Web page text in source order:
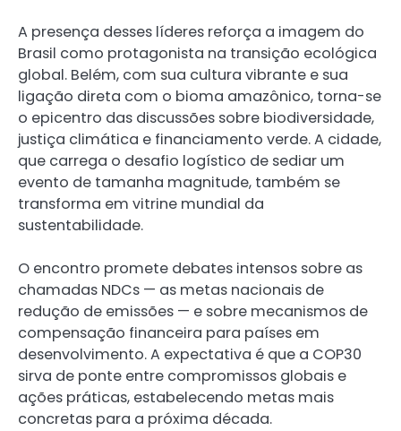
A presença desses líderes reforça a imagem do
Brasil como protagonista na transição ecológica
global. Belém, com sua cultura vibrante e sua
ligação direta com o bioma amazônico, torna-se
o epicentro das discussões sobre biodiversidade,
justiça climática e financiamento verde. A cidade,
que carrega o desafio logístico de sediar um
evento de tamanha magnitude, também se
transforma em vitrine mundial da
sustentabilidade.
O encontro promete debates intensos sobre as
chamadas NDCs — as metas nacionais de
redução de emissões — e sobre mecanismos de
compensação financeira para países em
desenvolvimento. A expectativa é que a COP30
sirva de ponte entre compromissos globais e
ações práticas, estabelecendo metas mais
concretas para a próxima década.